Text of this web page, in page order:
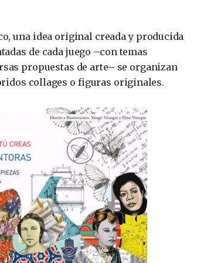
una idea original creada y producida
de cada juego –con temas
propuestas de arte– se organizan
collages o figuras originales.